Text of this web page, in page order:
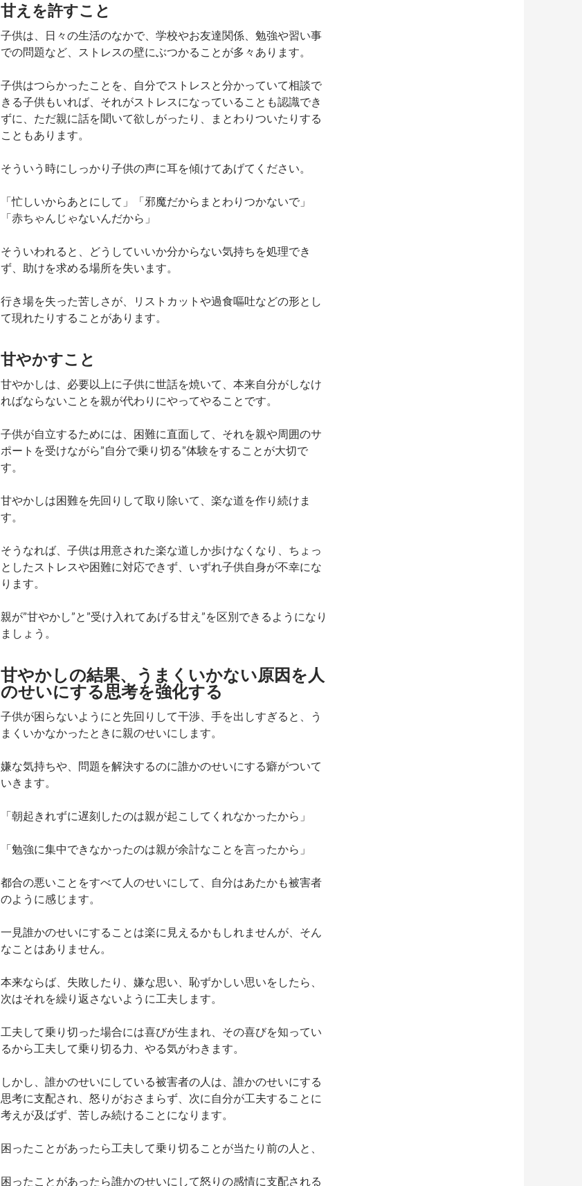
甘えを許すこと
子供は、日々の生活のなかで、学校やお友達関係、勉強や習い事
での問題など、ストレスの壁にぶつかることが多々あります。
子供はつらかったことを、自分でストレスと分かっていて相談で
きる子供もいれば、それがストレスになっていることも認識でき
ずに、ただ親に話を聞いて欲しがったり、まとわりついたりする
こともあります。
そういう時にしっかり子供の声に耳を傾けてあげてください。
「忙しいからあとにして」「邪魔だからまとわりつかないで」
「赤ちゃんじゃないんだから」
そういわれると、どうしていいか分からない気持ちを処理でき
ず、助けを求める場所を失います。
行き場を失った苦しさが、リストカットや過食嘔吐などの形とし
て現れたりすることがあります。
甘やかすこと
甘やかしは、必要以上に子供に世話を焼いて、本来自分がしなけ
ればならないことを親が代わりにやってやることです。
子供が自立するためには、困難に直面して、それを親や周囲のサ
ポートを受けながら”自分で乗り切る”体験をすることが大切で
す。
甘やかしは困難を先回りして取り除いて、楽な道を作り続けま
す。
そうなれば、子供は用意された楽な道しか歩けなくなり、ちょっ
としたストレスや困難に対応できず、いずれ子供自身が不幸にな
ります。
親が”甘やかし”と”受け入れてあげる甘え”を区別できるようになり
ましょう。
甘やかしの結果、うまくいかない原因を人
のせいにする思考を強化する
子供が困らないようにと先回りして干渉、手を出しすぎると、う
まくいかなかったときに親のせいにします。
嫌な気持ちや、問題を解決するのに誰かのせいにする癖がついて
いきます。
「朝起きれずに遅刻したのは親が起こしてくれなかったから」
「勉強に集中できなかったのは親が余計なことを言ったから」
都合の悪いことをすべて人のせいにして、自分はあたかも被害者
のように感じます。
一見誰かのせいにすることは楽に見えるかもしれませんが、そん
なことはありません。
本来ならば、失敗したり、嫌な思い、恥ずかしい思いをしたら、
次はそれを繰り返さないように工夫します。
工夫して乗り切った場合には喜びが生まれ、その喜びを知ってい
るから工夫して乗り切る力、やる気がわきます。
しかし、誰かのせいにしている被害者の人は、誰かのせいにする
思考に支配され、怒りがおさまらず、次に自分が工夫することに
考えが及ばず、苦しみ続けることになります。
困ったことがあったら工夫して乗り切ることが当たり前の人と、
困ったことがあったら誰かのせいにして怒りの感情に支配される